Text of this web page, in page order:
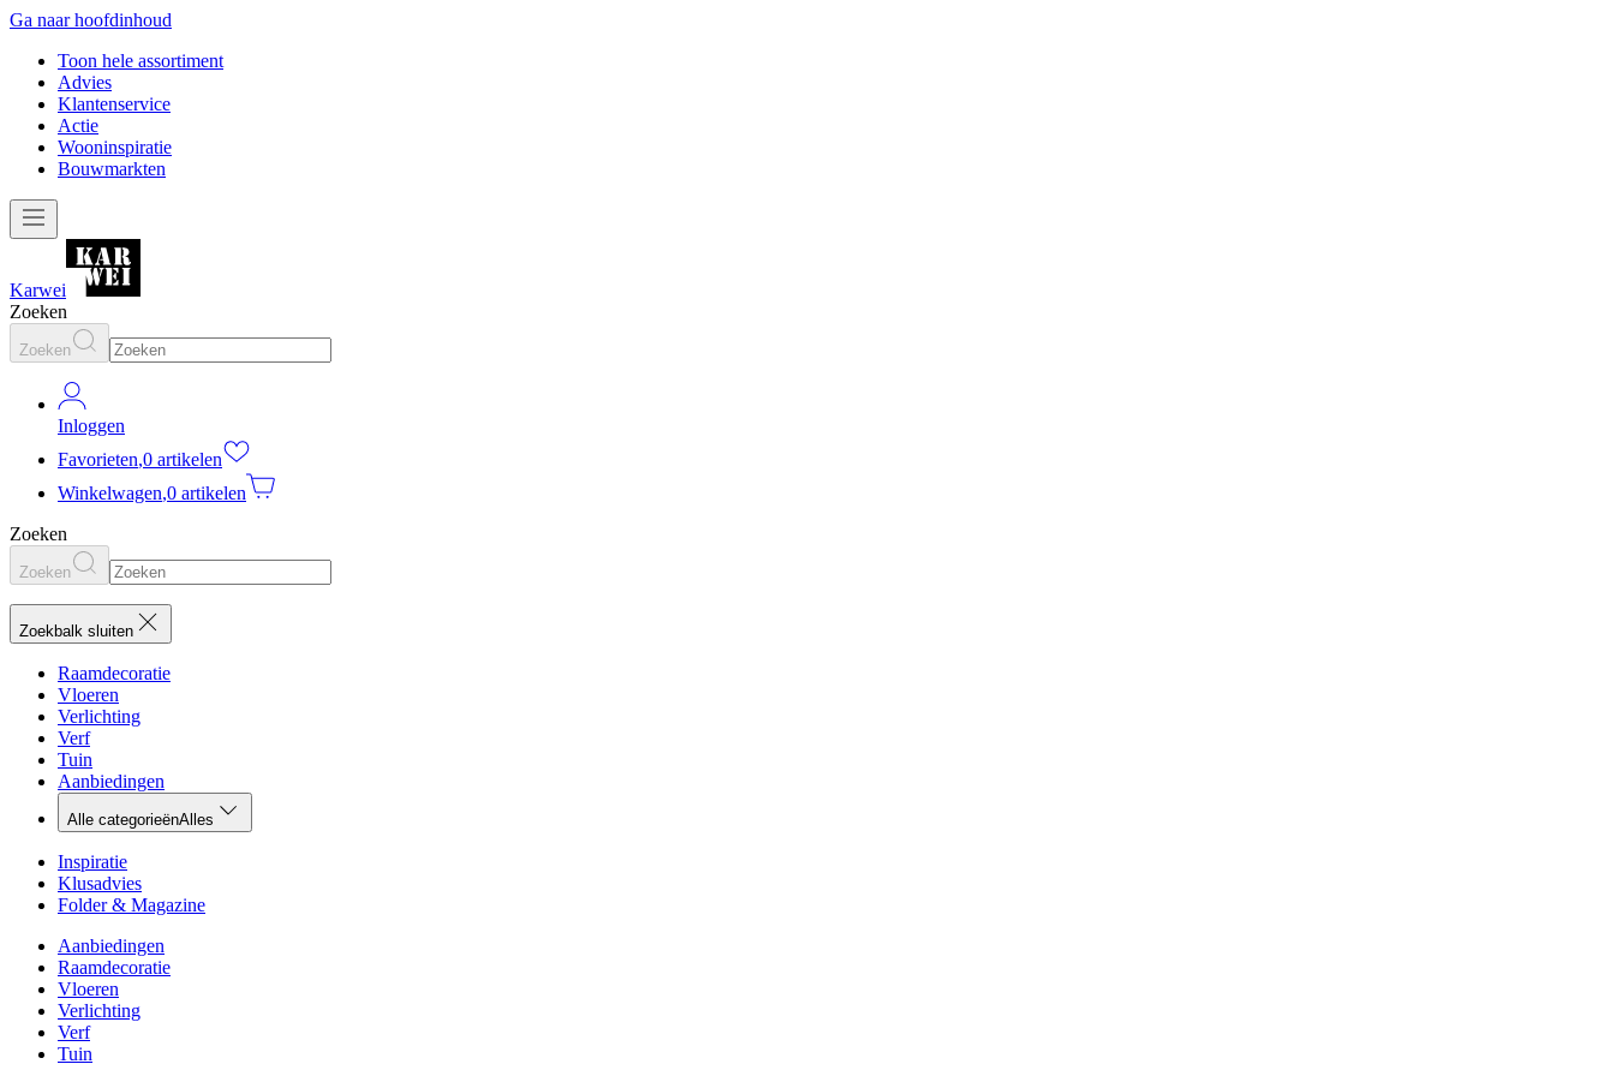
Ga naar hoofdinhoud
Toon hele assortiment
Advies
Klantenservice
Actie
Wooninspiratie
Bouwmarkten
Karwei
Zoeken
Zoeken
Inloggen
Favorieten,0 artikelen
Winkelwagen,0 artikelen
Zoeken
Zoeken
Zoekbalk sluiten
Raamdecoratie
Vloeren
Verlichting
Verf
Tuin
Aanbiedingen
Alle categorieënAlles
Inspiratie
Klusadvies
Folder & Magazine
Aanbiedingen
Raamdecoratie
Vloeren
Verlichting
Verf
Tuin